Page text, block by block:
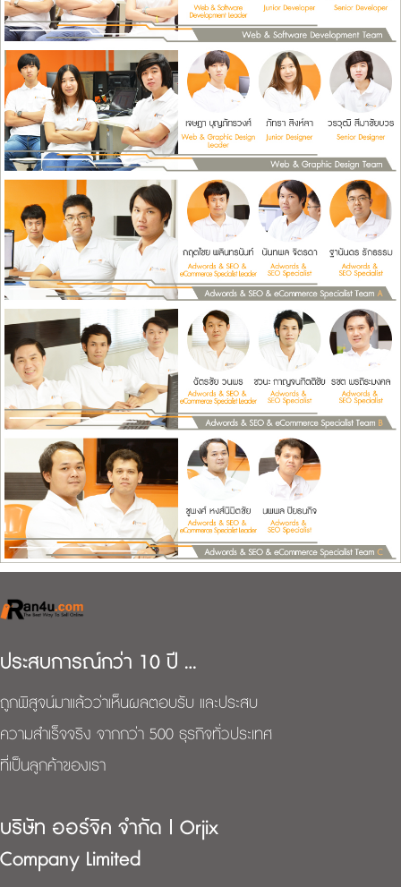
ประสบการณ์กว่า 10 ปี …
ถูกพิสูจน์มาแล้วว่าเห็นผลตอบรับ และประสบ
ความสำเร็จจริง จากกว่า 500 ธุรกิจทั่วประเทศ
ที่เป็นลูกค้าของเรา
บริษัท ออร์จิค จำกัด | Orjix
Company Limited